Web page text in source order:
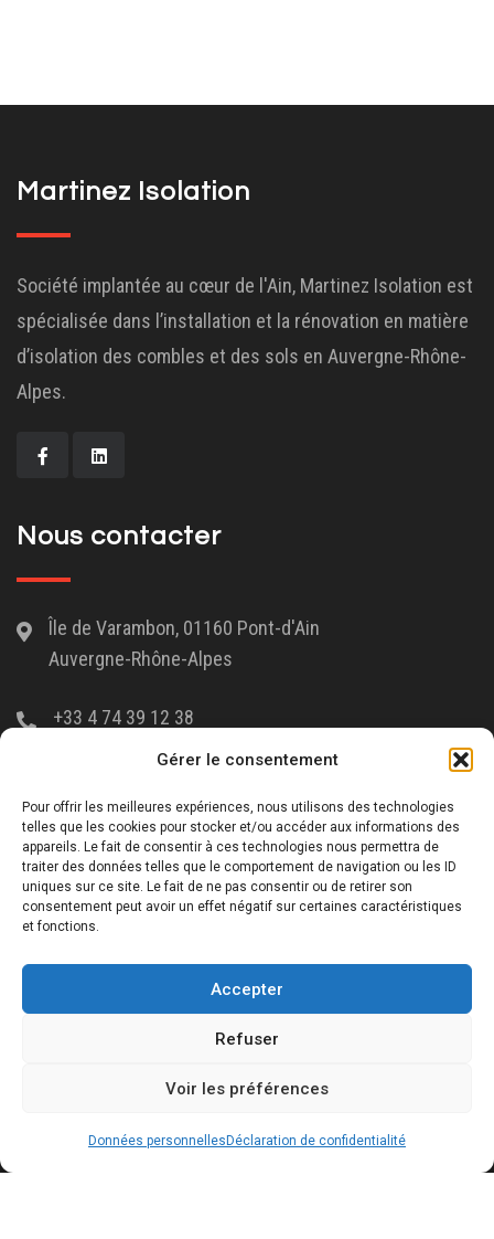
Gérer le consentement
Pour offrir les meilleures expériences, nous utilisons des technologies
telles que les cookies pour stocker et/ou accéder aux informations des
appareils. Le fait de consentir à ces technologies nous permettra de
traiter des données telles que le comportement de navigation ou les ID
uniques sur ce site. Le fait de ne pas consentir ou de retirer son
consentement peut avoir un effet négatif sur certaines caractéristiques
et fonctions.
Accepter
Refuser
Voir les préférences
Données personnelles Déclaration de confidentialité
Martinez Isolation
Société implantée au cœur de l'Ain, Martinez Isolation est
spécialisée dans l’installation et la rénovation en matière
d’isolation des combles et des sols en Auvergne-Rhône-
Alpes.
Nous contacter
Île de Varambon, 01160 Pont-d'Ain
Auvergne-Rhône-Alpes
+33 4 74 39 12 38
Nous rejoindre
Nous contacter
Plan du site
Déclaration de confidentialité (UE)